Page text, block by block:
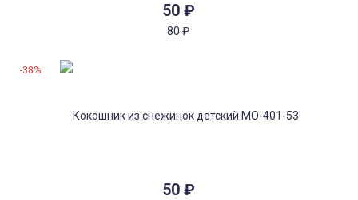
50 ₽
80 ₽
50 ₽
-38%